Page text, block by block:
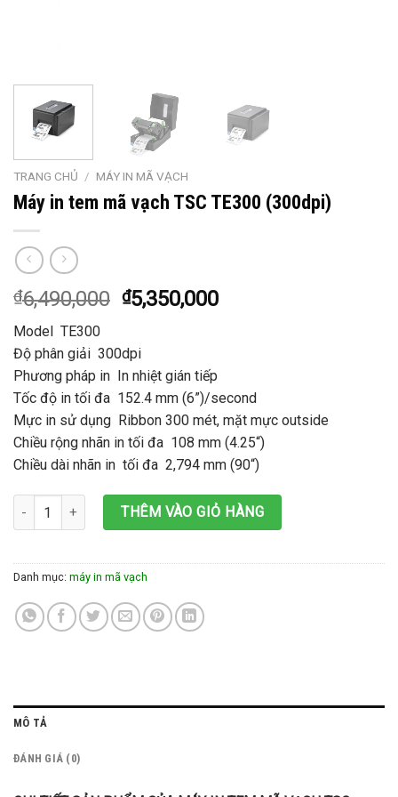
TRANG CHỦ / MÁY IN MÃ VẠCH
Máy in tem mã vạch TSC TE300 (300dpi)
₫6,490,000 ₫5,350,000
Model TE300
Độ phân giải 300dpi
Phương pháp in In nhiệt gián tiếp
Tốc độ in tối đa 152.4 mm (6”)/second
Mực in sử dụng Ribbon 300 mét, mặt mực outside
Chiều rộng nhãn in tối đa 108 mm (4.25“)
Chiều dài nhãn in tối đa 2,794 mm (90“)
Máy in tem mã vạch TSC TE300 (300dpi) số lượng
THÊM VÀO GIỎ HÀNG
Danh mục: máy in mã vạch
MÔ TẢ
ĐÁNH GIÁ (0)